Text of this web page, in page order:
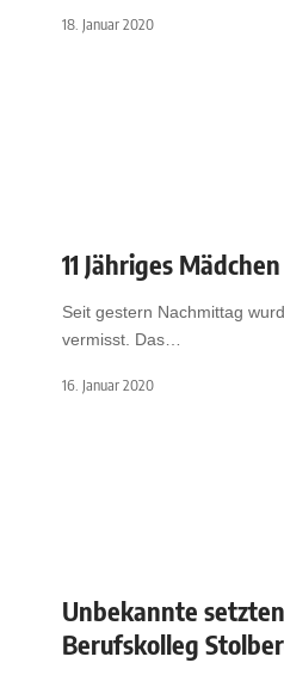
18. Januar 2020
11 Jähriges
Seit gestern Nachmittag
vermisst. Das
16. Januar 2020
Unbekannte
Berufskolleg